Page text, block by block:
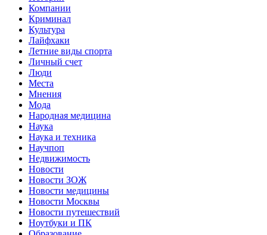
Компании
Криминал
Культура
Лайфхаки
Летние виды спорта
Личный счет
Люди
Места
Мнения
Мода
Народная медицина
Наука
Наука и техника
Научпоп
Недвижимость
Новости
Новости ЗОЖ
Новости медицины
Новости Москвы
Новости путешествий
Ноутбуки и ПК